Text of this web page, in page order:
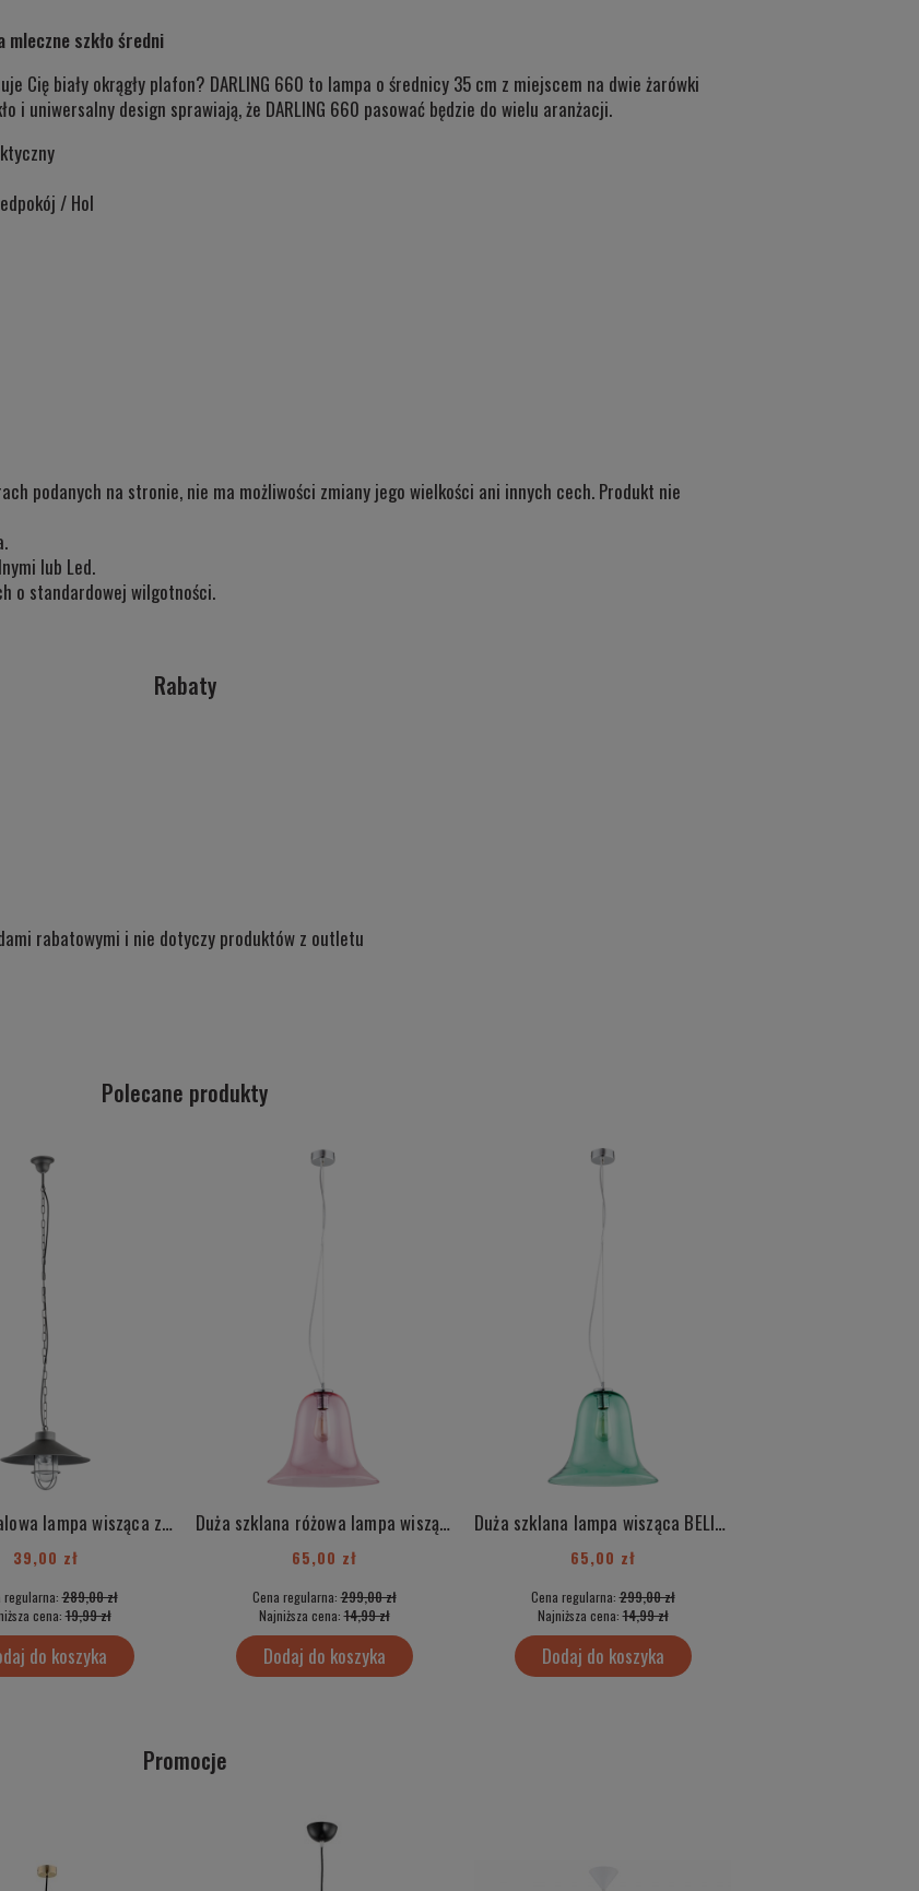
płatności
szkło średni
Cię biały okrągły plafon? DARLING 660 to lampa o średnicy 35 cm z miejscem na dwie żarówki
i uniwersalny design sprawiają, że DARLING 660 pasować będzie do wielu aranżacji.
/ Hol
podanych na stronie, nie ma możliwości zmiany jego wielkości ani innych cech. Produkt nie
lub Led.
o standardowej wilgotności.
Rabaty
rabatowymi i nie dotyczy produktów z outletu
Polecane produkty
Loftowa stalowa lampa wisząca z elementami chrom industrialna ITAKA 3729
39,00 zł
regularna:289,00 zł
cena:19,99 zł
do koszyka
Duża szklana różowa lampa wisząca BELIZE 3714
65,00 zł
Cena regularna:299,00 zł
Najniższa cena:14,99 zł
Dodaj do koszyka
Duża szklana lampa wisząca BELIZE 3713
65,00 zł
Cena regularna:299,00 zł
Najniższa cena:14,99 zł
Dodaj do koszyka
Promocje